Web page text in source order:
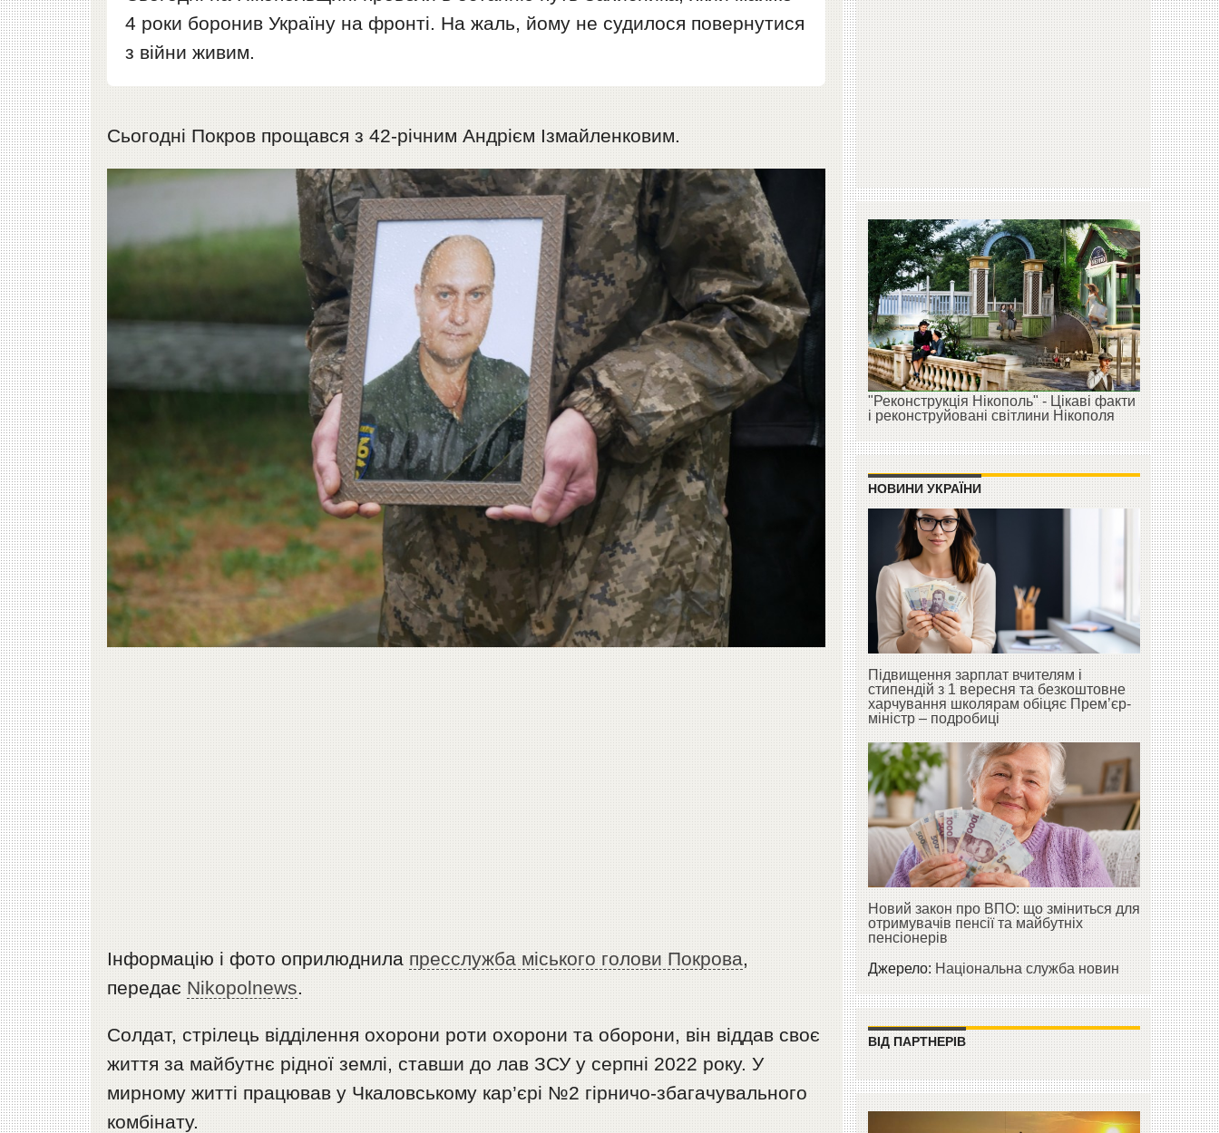
4 роки боронив Україну на фронті. На жаль, йому не судилося повернутися
з війни живим.
Сьогодні Покров прощався з 42-річним Андрієм Ізмайленковим.
Інформацію і фото оприлюднила пресслужба міського голови Покрова
передає Nikopolnews
Солдат, стрілець відділення охорони роти охорони та оборони, він віддав своє
життя за майбутнє рідної землі, ставши до лав ЗСУ у серпні 2022 року. У
мирному житті працював у Чкаловському кар’єрі №2 гірничо-збагачувального
комбінату.
"Реконструкція Нікополь" - Цікаві факти
і реконструйовані світлини Нікополя
НОВИНИ УКРАЇНИ
Підвищення зарплат вчителям і
стипендій з 1 вересня та безкоштовне
харчування школярам обіцяє Прем’єр-
міністр – подробиці
Новий закон про ВПО: що зміниться для
отримувачів пенсії та майбутніх
пенсіонерів
Джерело:Національна служба новин
ВІД ПАРТНЕРІВ